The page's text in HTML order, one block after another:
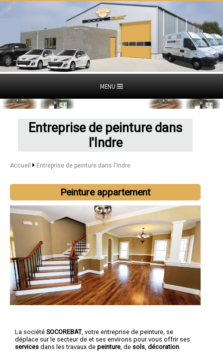
MENU
Entreprise de peinture dans
l'Indre
Accueil Entreprise de peinture dans l'Indre
Peinture appartement
La société SOCOREBAT, votre entreprise de peinture, se
déplace sur le secteur de et ses environs pour vous offrir ses
services dans les travaux de peinture , de sols décoration